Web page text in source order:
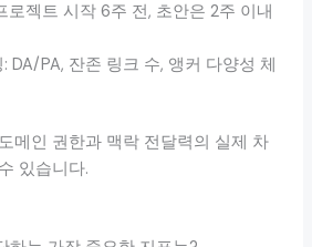
로젝트 시작 6주 전, 초안은 2주 이내
DA/PA, 잔존 링크 수, 앵커 다양성 체
메인 권한과 맥락 전달력의 실제 차
있습니다.